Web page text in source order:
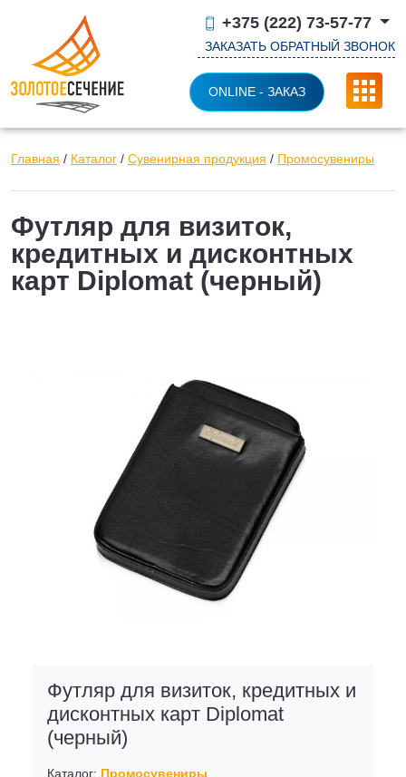
+375 (222) 73-57-77
ЗАКАЗАТЬ ОБРАТНЫЙ ЗВОНОК
ONLINE - ЗАКАЗ
Главная / Каталог / Сувенирная продукция / Промосувениры
Футляр для визиток,
кредитных и дисконтных
карт Diplomat (черный)
Футляр для визиток, кредитных и
дисконтных карт Diplomat
(черный)
Каталог: Промосувениры